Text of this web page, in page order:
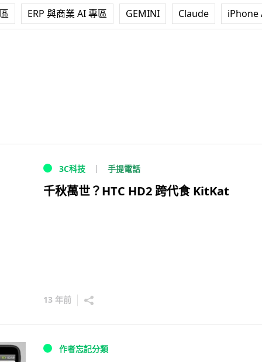
ERP 與商業 AI 專區 GEMINI Claude iPhone
3C科技 手提電話
千秋萬世？HTC HD2 跨代食 KitKat
13 年前
作者忘記分類